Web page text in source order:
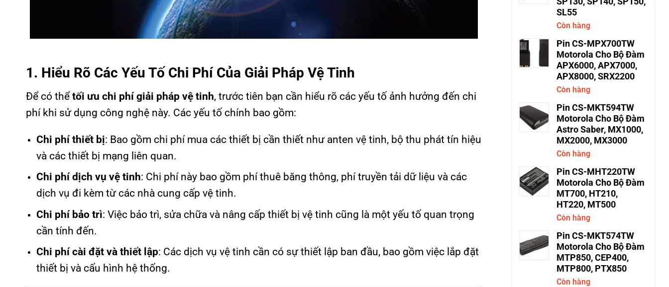
1. Hiểu Rõ Các Yếu Tố Chi Phí Của Giải Pháp Vệ Tinh
Để có thểtối ưu chi phí giải pháp vệ tinh, trước tiên bạn cần hiểu rõ các yếu tố ảnh hưởng đến chi
phí khi sử dụng công nghệ này. Các yếu tố chính bao gồm:
Chi phí thiết bị: Bao gồm chi phí mua các thiết bị cần thiết như anten vệ tinh, bộ thu phát tín hiệu
và các thiết bị mạng liên quan.
Chi phí dịch vụ vệ tinh: Chi phí này bao gồm phí thuê băng thông, phí truyền tải dữ liệu và các
dịch vụ đi kèm từ các nhà cung cấp vệ tinh.
Chi phí bảo trì: Việc bảo trì, sửa chữa và nâng cấp thiết bị vệ tinh cũng là một yếu tố quan trọng
cần tính đến.
Chi phí cài đặt và thiết lập: Các dịch vụ vệ tinh cần có sự thiết lập ban đầu, bao gồm việc lắp đặt
thiết bị và cấu hình hệ thống.
SL55
Còn hàng
Pin CS-MPX700TW
Motorola Cho Bộ Đàm
APX6000, APX7000,
APX8000, SRX2200
Còn hàng
Pin CS-MKT594TW
Motorola Cho Bộ Đàm
Astro Saber, MX1000,
MX2000, MX3000
Còn hàng
Pin CS-MHT220TW
Motorola Cho Bộ Đàm
MT700, HT210,
HT220, MT500
Còn hàng
Pin CS-MKT574TW
Motorola Cho Bộ Đàm
MTP850, CEP400,
MTP800, PTX850
Còn hàng